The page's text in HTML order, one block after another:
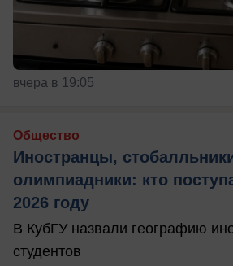
вчера в 19:05
Общество
Иностранцы,
олимпиадники: кто
2026 году
В КубГУ назвали географию
студентов